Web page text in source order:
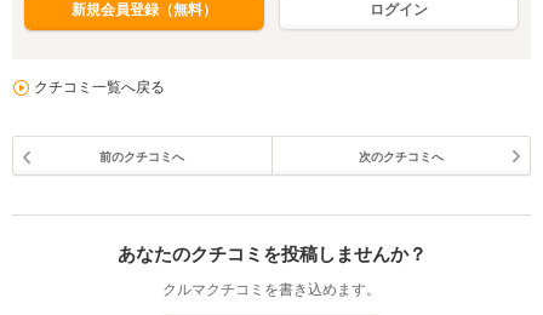
新規会員登録（無料） ログイン
クチコミ一覧へ戻る
前のクチコミへ 次のクチコミへ
あなたのクチコミを投稿しませんか？
クルマクチコミを書き込めます。